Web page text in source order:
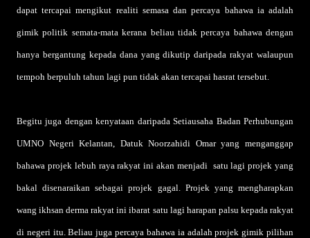
dapat tercapai mengikut realiti semasa dan percaya bahawa ia adalah
gimik politik semata-mata kerana beliau tidak percaya bahawa dengan
hanya bergantung kepada dana yang dikutip daripada rakyat walaupun
tempoh berpuluh tahun lagi pun tidak akan tercapai hasrat tersebut.
Begitu juga dengan kenyataan daripada Setiausaha Badan Perhubungan
UMNO Negeri Kelantan, Datuk Noorzahidi Omar yang menganggap
bahawa projek lebuh raya rakyat ini akan menjadi satu lagi projek yang
bakal disenaraikan sebagai projek gagal. Projek yang mengharapkan
wang ikhsan derma rakyat ini ibarat satu lagi harapan palsu kepada rakyat
di negeri itu. Beliau juga percaya bahawa ia adalah projek gimik pilihan